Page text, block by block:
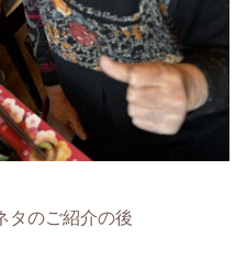
のご紹介の後